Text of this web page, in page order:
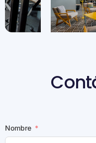
Nombre